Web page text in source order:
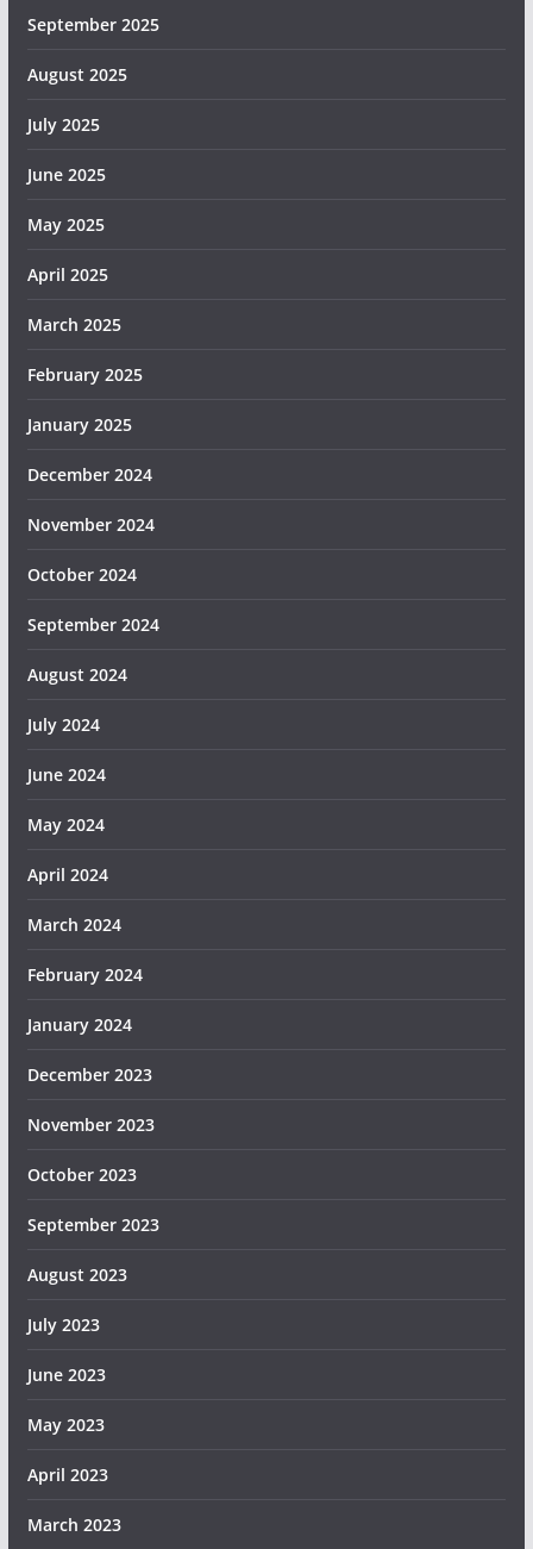
September 2025
August 2025
July 2025
June 2025
May 2025
April 2025
March 2025
February 2025
January 2025
December 2024
November 2024
October 2024
September 2024
August 2024
July 2024
June 2024
May 2024
April 2024
March 2024
February 2024
January 2024
December 2023
November 2023
October 2023
September 2023
August 2023
July 2023
June 2023
May 2023
April 2023
March 2023